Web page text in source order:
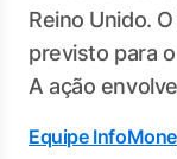
Reino Unido.
previsto para
A ação
Equipe